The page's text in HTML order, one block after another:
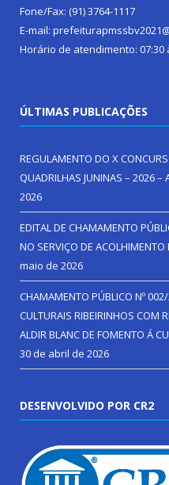
Fone/Fax: (91) 3764-1117
E-mail:
Horário de atendimento: 07:30
ÚLTIMAS PUBLICAÇÕES
REGULAMENTO DO X
QUADRILHAS JUNINAS – 2026 –
2026
EDITAL DE CHAMAMENTO
NO SERVIÇO DE
maio de 2026
CHAMAMENTO PÚBLICO Nº
CULTURAIS RIBEIRINHOS COM
ALDIR BLANC DE FOMENTO Á
30 de abril de 2026
DESENVOLVIDO POR CR2